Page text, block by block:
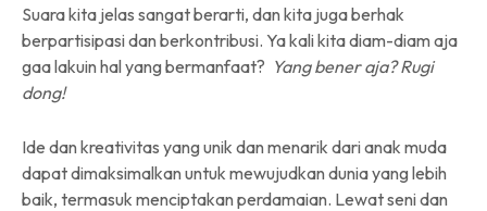
Suara kita jelas sangat berarti, dan kita juga berhak
berpartisipasi dan berkontribusi. Ya kali kita diam-diam aja
gaa lakuin hal yang bermanfaat? Yang bener aja? Rugi
dong!
Ide dan kreativitas yang unik dan menarik dari anak muda
dapat dimaksimalkan untuk mewujudkan dunia yang lebih
baik, termasuk menciptakan perdamaian. Lewat seni dan